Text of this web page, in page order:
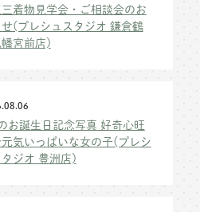
着物見学会・ご相談会のお
(プレシュスタジオ 鎌倉鶴
宮前店)
お誕生日記念写真 好奇心旺
気いっぱいな女の子(プレシ
タジオ 豊洲店)